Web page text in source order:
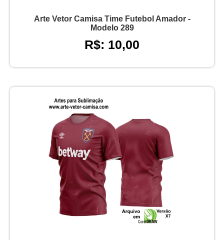
Arte Vetor Camisa Time Futebol Amador -
Modelo 289
R$: 10,00